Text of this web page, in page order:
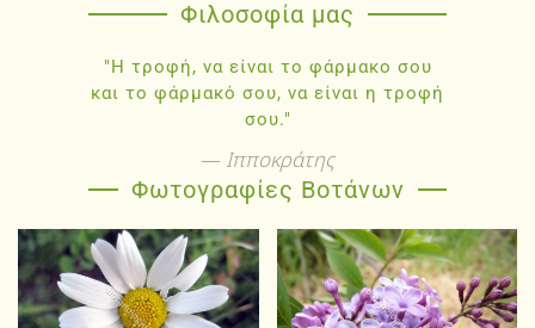
Φιλοσοφία μας
"Η τροφή, να είναι το φάρμακο σου
και το φάρμακό σου, να είναι η τροφή
σου."
Ιπποκράτης
Φωτογραφίες Βοτάνων